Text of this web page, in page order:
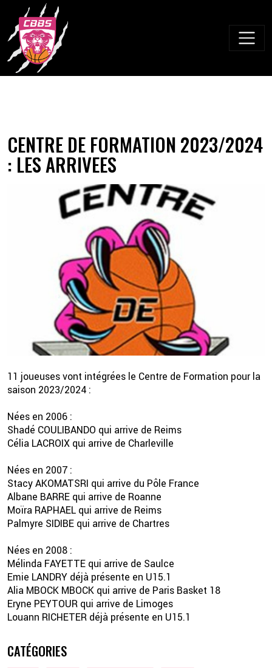
content
💦
CENTRE DE FORMATION 2023/2024
: LES ARRIVEES
11 joueuses vont intégrées le Centre de Formation pour la
saison 2023/2024 :
Nées en 2006 :
Shadé COULIBANDO qui arrive de Reims
Célia LACROIX qui arrive de Charleville
Nées en 2007 :
Stacy AKOMATSRI qui arrive du Pôle France
Albane BARRE qui arrive de Roanne
Moïra RAPHAEL qui arrive de Reims
Palmyre SIDIBE qui arrive de Chartres
Nées en 2008 :
Mélinda FAYETTE qui arrive de Saulce
Emie LANDRY déjà présente en U15.1
Alia MBOCK MBOCK qui arrive de Paris Basket 18
Eryne PEYTOUR qui arrive de Limoges
Louann RICHETER déjà présente en U15.1
CATÉGORIES